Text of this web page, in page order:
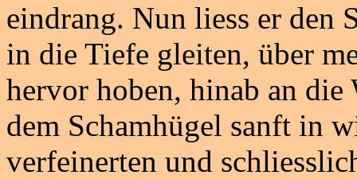
eindrang. Nun liess er den
in die Tiefe gleiten, über
hervor hoben, hinab an
dem Schamhügel sanft in
verfeinerten und